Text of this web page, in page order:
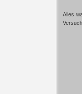
Alles